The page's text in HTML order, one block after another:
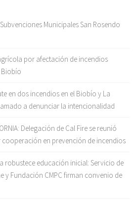
Municipales San Rosendo
por afectación de incendios
Biobío
en dos incendios en el Biobío y La
a denunciar la intencionalidad
Delegación de Cal Fire se reunió
cooperación en prevención de incendios
robustece educación inicial: Servicio de
y Fundación CMPC firman convenio de